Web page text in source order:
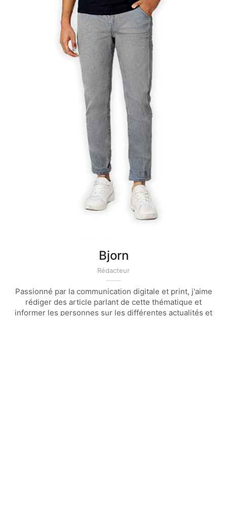
Bjorn
Rédacteur
Passionné par la communication digitale et print, j'aime
rédiger des article parlant de cette thématique et
informer les personnes sur les différentes actualités et